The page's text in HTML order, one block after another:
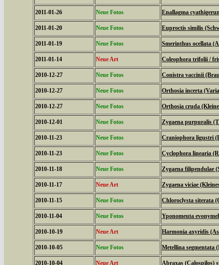
2011-01-26 Neue Fotos Enallagma
2011-01-20 Neue Fotos Euproctis similis
2011-01-19 Neue Fotos Smerinthus ocellata
2011-01-14 Neue Art Coleophora trifolii /
2010-12-27 Neue Fotos Conistra vaccinii
2010-12-27 Neue Fotos Orthosia incerta
2010-12-27 Neue Fotos Orthosia cruda
2010-12-01 Neue Fotos Zygaena purpuralis
2010-11-23 Neue Fotos Craniophora ligustri
2010-11-23 Neue Fotos Cyclophora linearia
2010-11-18 Neue Fotos Zygaena filipendulae
2010-11-17 Neue Art Zygaena viciae
2010-11-15 Neue Fotos Chloroclysta siterata
2010-11-04 Neue Fotos Yponomeuta
2010-10-19 Neue Art Harmonia axyridis
2010-10-05 Neue Fotos Metellina segmentata
2010-10-04 Neue Art Abraxas (Calospilos)